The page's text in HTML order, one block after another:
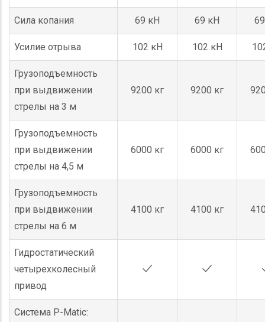
Сила копания 69 кН 69 кН
Усилие отрыва 102 кН 102 кН
Грузоподъемность
при выдвижении
стрелы на 3 м
9200 кг 9200 кг
Грузоподъемность
при выдвижении
стрелы на 4,5 м
6000 кг 6000 кг
Грузоподъемность
при выдвижении
стрелы на 6 м
4100 кг 4100 кг
Гидростатический
четырехколесный
привод
Система P-Matic: